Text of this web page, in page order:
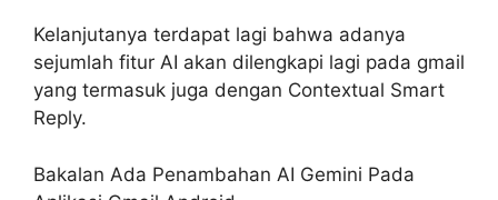
Kelanjutanya terdapat lagi bahwa adanya
sejumlah fitur AI akan dilengkapi lagi pada gmail
yang termasuk juga dengan Contextual Smart
Reply.
Bakalan Ada Penambahan AI Gemini Pada